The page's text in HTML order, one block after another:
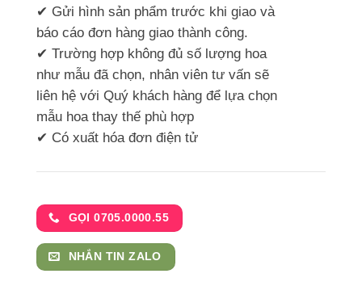
✔ Gửi hình sản phẩm trước khi giao và
báo cáo đơn hàng giao thành công.
✔ Trường hợp không đủ số lượng hoa
như mẫu đã chọn, nhân viên tư vấn sẽ
liên hệ với Quý khách hàng để lựa chọn
mẫu hoa thay thế phù hợp
✔ Có xuất hóa đơn điện tử
GỌI 0705.0000.55
NHẮN TIN ZALO